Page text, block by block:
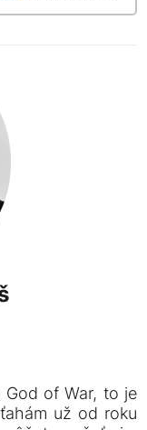
of War, to je
už od roku